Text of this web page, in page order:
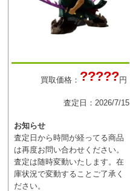
買取価格： ?????円
査定日：2026/7/15
お知らせ
査定日から時間が経ってる商品
は再度お問い合わせください。
査定は随時変動いたします。在
庫状況で変動することご了承く
ださい。